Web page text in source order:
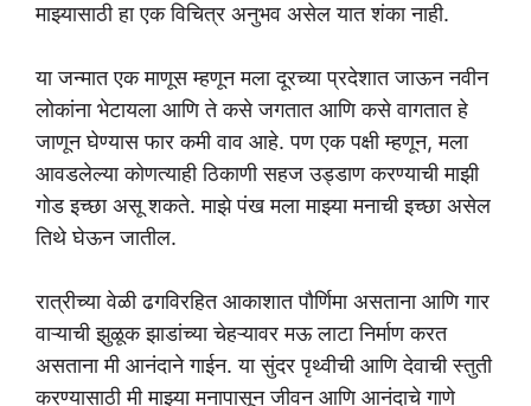
माझ्यासाठी हा एक विचित्र अनुभव असेल यात शंका नाही.
या जन्मात एक माणूस म्हणून मला दूरच्या प्रदेशात जाऊन नवीन
लोकांना भेटायला आणि ते कसे जगतात आणि कसे वागतात हे
जाणून घेण्यास फार कमी वाव आहे. पण एक पक्षी म्हणून, मला
आवडलेल्या कोणत्याही ठिकाणी सहज उड्डाण करण्याची माझी
गोड इच्छा असू शकते. माझे पंख मला माझ्या मनाची इच्छा असेल
तिथे घेऊन जातील.
रात्रीच्या वेळी ढगविरहित आकाशात पौर्णिमा असताना आणि गार
वाऱ्याची झुळूक झाडांच्या चेहऱ्यावर मऊ लाटा निर्माण करत
असताना मी आनंदाने गाईन. या सुंदर पृथ्वीची आणि देवाची स्तुती
करण्यासाठी मी माझ्या मनापासून जीवन आणि आनंदाचे गाणे